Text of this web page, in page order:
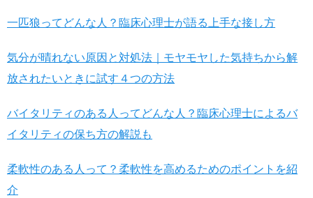
一匹狼ってどんな人？臨床心理士が語る上手な接し方
気分が晴れない原因と対処法｜モヤモヤした気持ちから解
放されたいときに試す４つの方法
バイタリティのある人ってどんな人？臨床心理士によるバ
イタリティの保ち方の解説も
柔軟性のある人って？柔軟性を高めるためのポイントを紹
介